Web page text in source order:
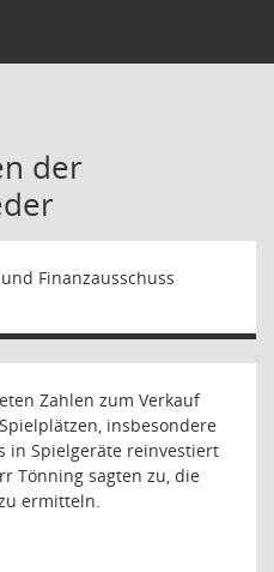
der
Finanzausschuss
Zahlen zum Verkauf
insbesondere
in Spielgeräte reinvestiert
Tönning sagten zu, die
ermitteln.